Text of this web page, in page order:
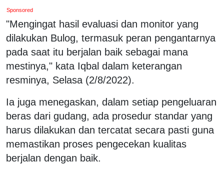
Sponsored
"Mengingat hasil evaluasi dan monitor yang
dilakukan Bulog, termasuk peran pengantarnya
pada saat itu berjalan baik sebagai mana
mestinya," kata Iqbal dalam keterangan
resminya, Selasa (2/8/2022).
Ia juga menegaskan, dalam setiap pengeluaran
beras dari gudang, ada prosedur standar yang
harus dilakukan dan tercatat secara pasti guna
memastikan proses pengecekan kualitas
berjalan dengan baik.